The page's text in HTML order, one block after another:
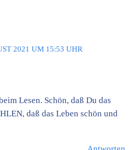
2021 UM 15:53 UHR
Lesen. Schön, daß Du das
daß das Leben schön und